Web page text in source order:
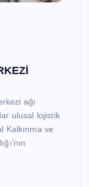
ağı
ulusal lojistik
Kalkınma ve